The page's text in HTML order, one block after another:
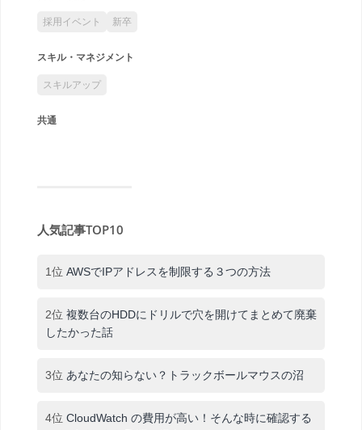
採用イベント 新卒
スキル・マネジメント
スキルアップ
共通
人気記事TOP10
1位 AWSでIPアドレスを制限する３つの方法
2位 複数台のHDDにドリルで穴を開けてまとめて廃棄
したかった話
3位 あなたの知らない？トラックボールマウスの沼
4位 CloudWatch の費用が高い！そんな時に確認する